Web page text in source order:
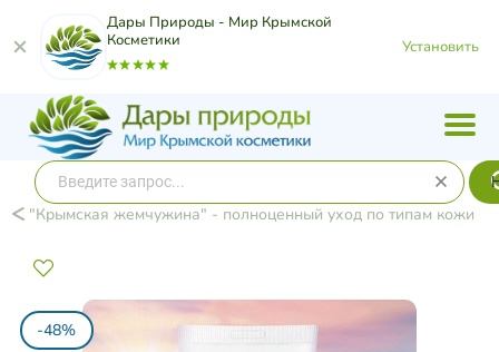
Дары Природы - Мир Крымской
Косметики
Установить
"Крымская жемчужина" - полноценный уход по типам кожи
-48%